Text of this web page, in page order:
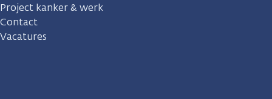
Project kanker & werk
Contact
Vacatures